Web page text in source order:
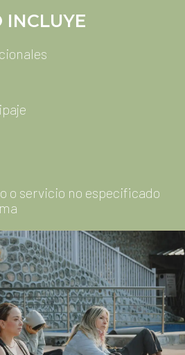
previas de preparación
o servicio no especificado